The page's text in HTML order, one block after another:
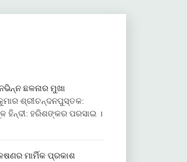
ଛଳନାର ମୁଖା
ଶ୍ରୀଚନ୍ଦନପୁସ୍ତକ:
ହିନ୍ଦୀ: ହରିଶଙ୍କର ପରସାଇ ।
ମାର୍ମିକ ପ୍ରକାଶ